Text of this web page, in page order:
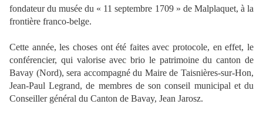
fondateur du musée du « 11 septembre 1709 » de Malplaquet, à la
frontière franco-belge.
Cette année, les choses ont été faites avec protocole, en effet, le
conférencier, qui valorise avec brio le patrimoine du canton de
Bavay (Nord), sera accompagné du Maire de Taisnières-sur-Hon,
Jean-Paul Legrand, de membres de son conseil municipal et du
Conseiller général du Canton de Bavay, Jean Jarosz.